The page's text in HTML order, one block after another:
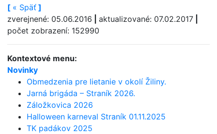
[ « Späť ]
zverejnené: 05.06.2016
aktualizované: 07.02.2017
počet zobrazení: 152990
Kontextové menu:
Novinky
Obmedzenia pre lietanie v okolí Žiliny.
Jarná brigáda – Straník 2026.
Záložkovica 2026
Halloween karneval Straník 01.11.2025
TK padákov 2025